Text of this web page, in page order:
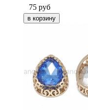
75 руб